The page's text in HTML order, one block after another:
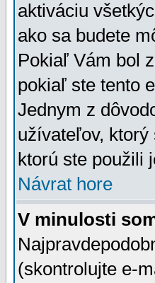
aktiváciu
ako sa budete
Pokiaľ Vám bol
pokiaľ ste tento
Jednym z
užívateľov,
ktorú ste použili
Návrat hore
V minulosti
(skontrolujte e-